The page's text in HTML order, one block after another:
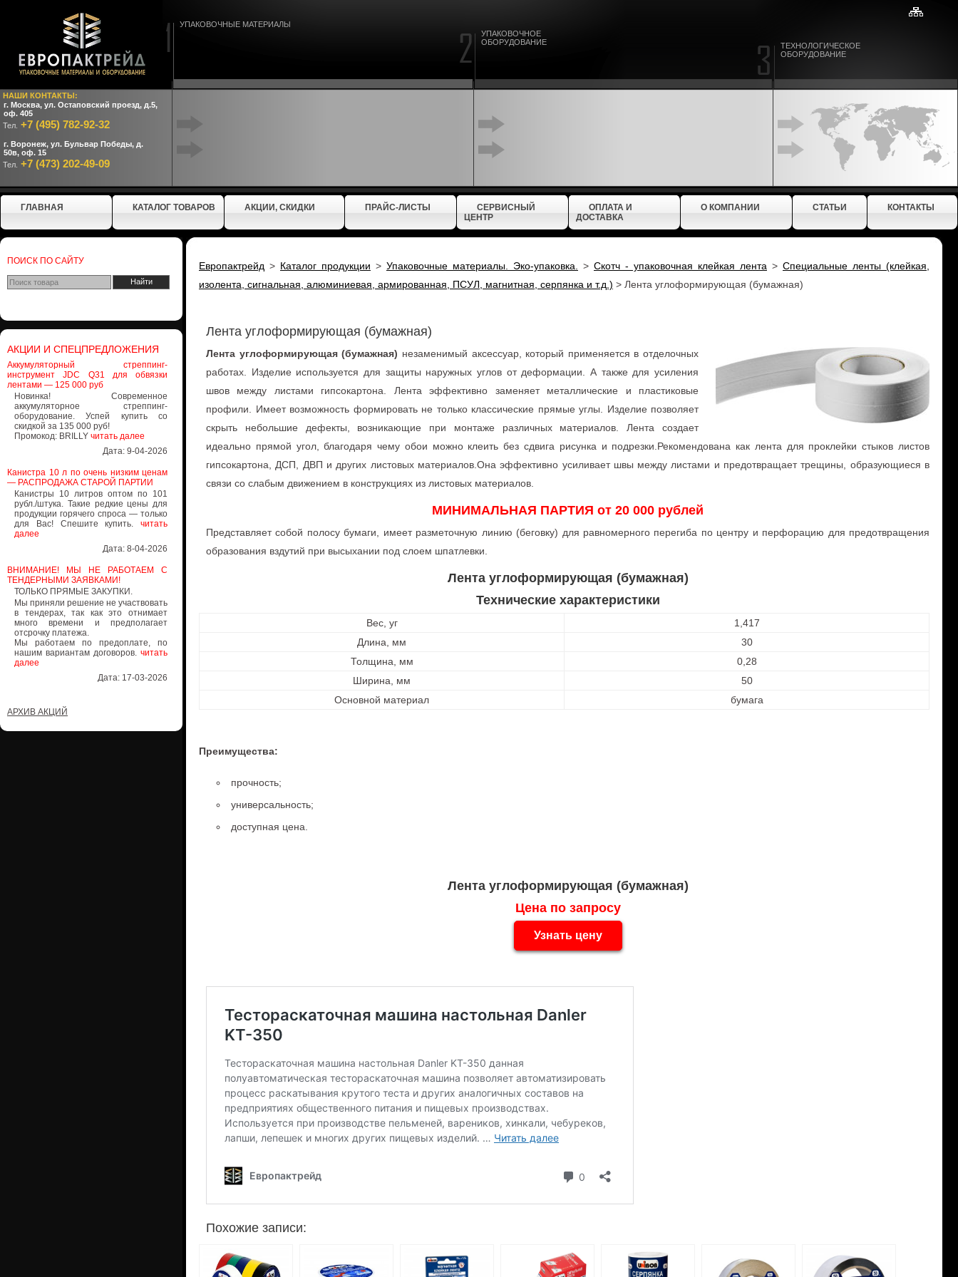
НАШИ КОНТАКТЫ:
г. Москва, ул. Остаповский проезд, д.5,
оф. 405
Тел. +7 (495) 782-92-32
г. Воронеж, ул. Бульвар Победы, д.
50в, оф. 15
Тел. +7 (473) 202-49-09
УПАКОВОЧНЫЕ МАТЕРИАЛЫ
УПАКОВОЧНОЕ
ОБОРУДОВАНИЕ
ТЕХНОЛОГИЧЕСКОЕ
ОБОРУДОВАНИЕ
ГЛАВНАЯ КАТАЛОГ ТОВАРОВ АКЦИИ, СКИДКИ ПРАЙС-ЛИСТЫ
СЕРВИСНЫЙ
ЦЕНТР
ОПЛАТА И
ДОСТАВКА
О КОМПАНИИ СТАТЬИ КОНТАКТЫ
ПОИСК ПО САЙТУ
АКЦИИ И СПЕЦПРЕДЛОЖЕНИЯ
Аккумуляторный стреппинг-
инструмент JDC Q31 для обвязки
лентами — 125 000 руб
Новинка! Современное
аккумуляторное стреппинг-
оборудование. Успей купить со
скидкой за 135 000 руб!
Промокод: BRILLY читать далее
Дата: 9-04-2026
Канистра 10 л по очень низким ценам
— РАСПРОДАЖА СТАРОЙ ПАРТИИ
Канистры 10 литров оптом по 101
рубл./штука. Такие редкие цены для
продукции горячего спроса — только
для Вас! Спешите купить. читать
далее
Дата: 8-04-2026
ВНИМАНИЕ! МЫ НЕ РАБОТАЕМ С
ТЕНДЕРНЫМИ ЗАЯВКАМИ!
ТОЛЬКО ПРЯМЫЕ ЗАКУПКИ.
Мы приняли решение не участвовать
в тендерах, так как это отнимает
много времени и предполагает
отсрочку платежа.
Мы работаем по предоплате, по
нашим вариантам договоров. читать
далее
Дата: 17-03-2026
АРХИВ АКЦИЙ
Европактрейд > Каталог продукции > Упаковочные материалы. Эко-упаковка. > Скотч - упаковочная клейкая лента > Специальные ленты (клейкая,
изолента, сигнальная, алюминиевая, армированная, ПСУЛ, магнитная, серпянка и т.д.) > Лента углоформирующая (бумажная)
Лента углоформирующая (бумажная)
Лента углоформирующая (бумажная) незаменимый аксессуар, который применяется в отделочных
работах. Изделие используется для защиты наружных углов от деформации. А также для усиления
швов между листами гипсокартона. Лента эффективно заменяет металлические и пластиковые
профили. Имеет возможность формировать не только классические прямые углы. Изделие позволяет
скрыть небольшие дефекты, возникающие при монтаже различных материалов. Лента создает
идеально прямой угол, благодаря чему обои можно клеить без сдвига рисунка и подрезки.Рекомендована как лента для проклейки стыков листов
гипсокартона, ДСП, ДВП и других листовых материалов.Она эффективно усиливает швы между листами и предотвращает трещины, образующиеся в
связи со слабым движением в конструкциях из листовых материалов.
МИНИМАЛЬНАЯ ПАРТИЯ от 20 000 рублей
Представляет собой полосу бумаги, имеет разметочную линию (беговку) для равномерного перегиба по центру и перфорацию для предотвращения
образования вздутий при высыхании под слоем шпатлевки.
Лента углоформирующая (бумажная)
Технические характеристики
Вес, уг
1,417
Длина, мм
30
Толщина, мм
0,28
Ширина, мм
50
Основной материал
бумага
Преимущества:
прочность;
универсальность;
доступная цена.
Лента углоформирующая (бумажная)
Цена по запросу
Узнать цену
Похожие записи: